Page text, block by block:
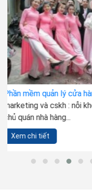
Phần mềm quản lý cửa
tại sao lại chọn phần
1. chuẩn hóa quy...
Xem chi tiết